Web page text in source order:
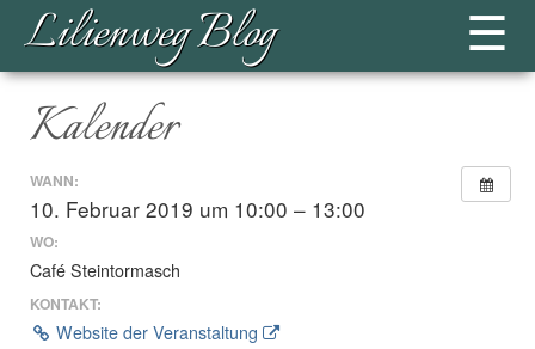
☰
Kalender
WANN:
10. Februar 2019 um 10:00 – 13:00
WO:
Café Steintormasch
KONTAKT:
Website der Veranstaltung
Lilienweg Blog